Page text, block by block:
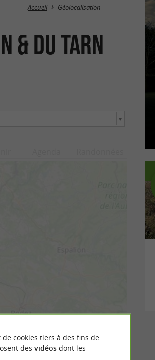
Accueil Géolocalisation
& du Tarn
cookies tiers à des fins de
des vidéosdont les